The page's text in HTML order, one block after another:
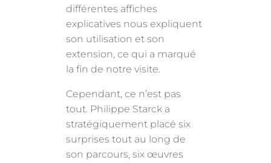
différentes affiches
explicatives nous expliquent
son utilisation et son
extension, ce qui a marqué
la fin de notre visite.
Cependant, ce n’est pas
tout. Philippe Starck a
stratégiquement placé six
surprises tout au long de
son parcours, six œuvres